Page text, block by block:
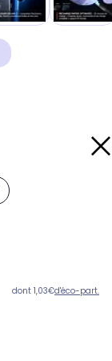
dont 1,03€d'éco-part.